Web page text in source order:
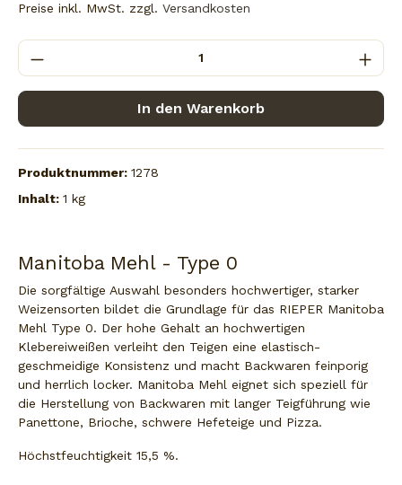
Preise inkl. MwSt. zzgl. Versandkosten
In den Warenkorb
Produktnummer: 1278
Inhalt: 1 kg
Manitoba Mehl - Type 0
Die sorgfältige Auswahl besonders hochwertiger, starker
Weizensorten bildet die Grundlage für das RIEPER Manitoba
Mehl Type 0. Der hohe Gehalt an hochwertigen
Klebereiweißen verleiht den Teigen eine elastisch-
geschmeidige Konsistenz und macht Backwaren feinporig
und herrlich locker. Manitoba Mehl eignet sich speziell für
die Herstellung von Backwaren mit langer Teigführung wie
Panettone, Brioche, schwere Hefeteige und Pizza.
Höchstfeuchtigkeit 15,5 %.